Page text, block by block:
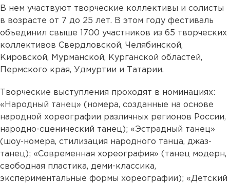
В нем участвуют творческие коллективы и солисты
в возрасте от 7 до 25 лет. В этом году фестиваль
объединил свыше 1700 участников из 65 творческих
коллективов Свердловской, Челябинской,
Кировской, Мурманской, Курганской областей,
Пермского края, Удмуртии и Татарии.
Творческие выступления проходят в номинациях:
«Народный танец» (номера, созданные на основе
народной хореографии различных регионов России,
народно-сценический танец); «Эстрадный танец»
(шоу-номера, стилизация народного танца, джаз-
танец); «Современная хореография» (танец модерн,
свободная пластика, деми-классика,
экспериментальные формы хореографии); «Детский